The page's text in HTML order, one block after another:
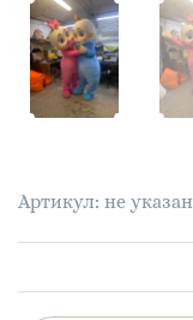
Артикул: не указан